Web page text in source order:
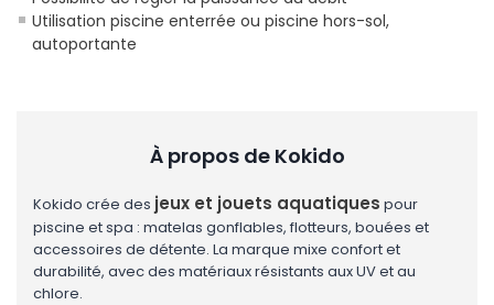
Utilisation piscine enterrée ou piscine hors-sol,
autoportante
À propos de Kokido
Kokido crée des jeux et jouets aquatiques pour
piscine et spa : matelas gonflables, flotteurs, bouées et
accessoires de détente. La marque mixe confort et
durabilité, avec des matériaux résistants aux UV et au
chlore.